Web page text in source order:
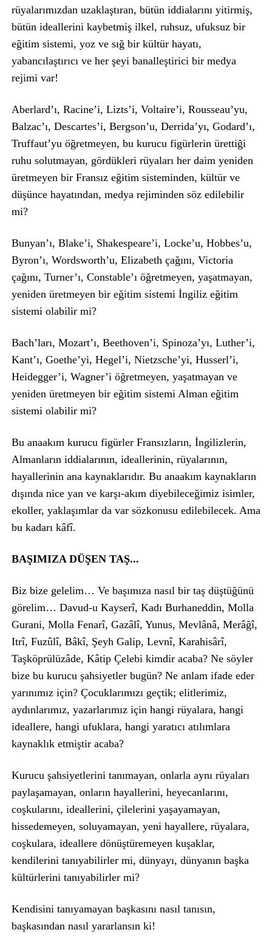
rüyalarımızdan uzaklaştıran, bütün iddialarını yitirmiş,
bütün ideallerini kaybetmiş ilkel, ruhsuz, ufuksuz bir
eğitim sistemi, yoz ve sığ bir kültür hayatı,
yabancılaştırıcı ve her şeyi banalleştirici bir medya
rejimi var!
Aberlard’ı, Racine’i, Lizts’i, Voltaire’i, Rousseau’yu,
Balzac’ı, Descartes’i, Bergson’u, Derrida’yı, Godard’ı,
Truffaut’yu öğretmeyen, bu kurucu figürlerin ürettiği
ruhu solutmayan, gördükleri rüyaları her daim yeniden
üretmeyen bir Fransız eğitim sisteminden, kültür ve
düşünce hayatından, medya rejiminden söz edilebilir
mi?
Bunyan’ı, Blake’i, Shakespeare’i, Locke’u, Hobbes’u,
Byron’ı, Wordsworth’u, Elizabeth çağını, Victoria
çağını, Turner’ı, Constable’ı öğretmeyen, yaşatmayan,
yeniden üretmeyen bir eğitim sistemi İngiliz eğitim
sistemi olabilir mi?
Bach’ları, Mozart’ı, Beethoven’i, Spinoza’yı, Luther’i,
Kant’ı, Goethe’yi, Hegel’i, Nietzsche’yi, Husserl’i,
Heidegger’i, Wagner’i öğretmeyen, yaşatmayan ve
yeniden üretmeyen bir eğitim sistemi Alman eğitim
sistemi olabilir mi?
Bu anaakım kurucu figürler Fransızların, İngilizlerin,
Almanların iddialarının, ideallerinin, rüyalarının,
hayallerinin ana kaynaklarıdır. Bu anaakım kaynakların
dışında nice yan ve karşı-akım diyebileceğimiz isimler,
ekoller, yaklaşımlar da var sözkonusu edilebilecek. Ama
bu kadarı kâfî.
BAŞIMIZA DÜŞEN TAŞ...
Biz bize gelelim… Ve başımıza nasıl bir taş düştüğünü
görelim… Davud-u Kayserî, Kadı Burhaneddin, Molla
Gurani, Molla Fenarî, Gazâlî, Yunus, Mevlânâ, Merâğî,
Itrî, Fuzûlî, Bâkî, Şeyh Galip, Levnî, Karahisârî,
Taşköprülüzâde, Kâtip Çelebi kimdir acaba? Ne söyler
bize bu kurucu şahsiyetler bugün? Ne anlam ifade eder
yarınımız için? Çocuklarımızı geçtik; elitlerimiz,
aydınlarımız, yazarlarımız için hangi rüyalara, hangi
ideallere, hangi ufuklara, hangi yaratıcı atılımlara
kaynaklık etmiştir acaba?
Kurucu şahsiyetlerini tanımayan, onlarla aynı rüyaları
paylaşamayan, onların hayallerini, heyecanlarını,
coşkularını, ideallerini, çilelerini yaşayamayan,
hissedemeyen, soluyamayan, yeni hayallere, rüyalara,
coşkulara, ideallere dönüştüremeyen kuşaklar,
kendilerini tanıyabilirler mi, dünyayı, dünyanın başka
kültürlerini tanıyabilirler mi?
Kendisini tanıyamayan başkasını nasıl tanısın,
başkasından nasıl yararlansın ki!